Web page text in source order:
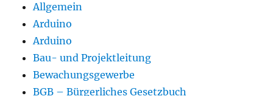
Allgemein
Arduino
Arduino
Bau- und Projektleitung
Bewachungsgewerbe
BGB – Bürgerliches Gesetzbuch